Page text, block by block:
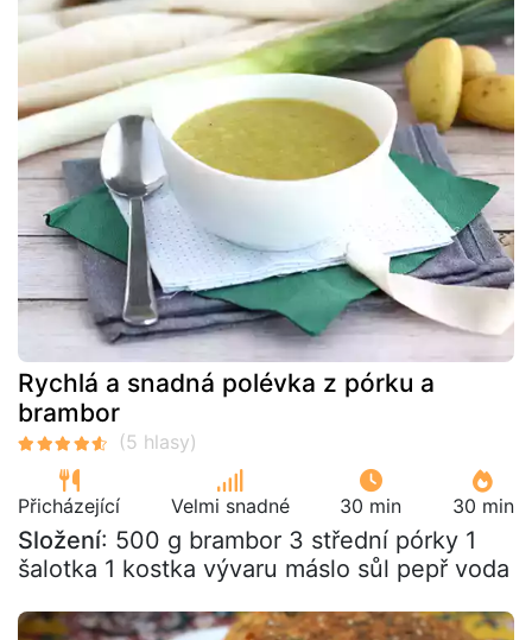
Rychlá a snadná polévka z pórku a
brambor
Přicházející Velmi snadné 30 min 30 min
Složení: 500 g brambor 3 střední pórky 1
šalotka 1 kostka vývaru máslo sůl pepř voda